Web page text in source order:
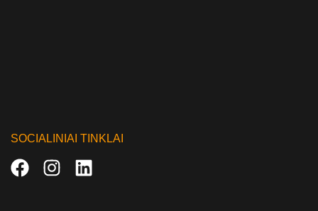
SOCIALINIAI TINKLAI